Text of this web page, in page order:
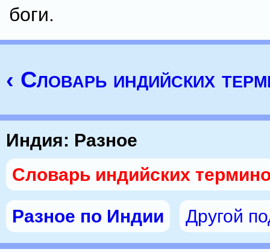
боги.
‹ Словарь индийских
Индия: Разное
Словарь индийских
Разное по Индии Другой